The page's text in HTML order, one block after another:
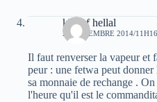
khelaf hellal
21 DÉCEMBRE 2014/11H16
Il faut renverser la vapeur et
peur : une fetwa peut
sa monnaie de rechange .
l'heure qu'il est le